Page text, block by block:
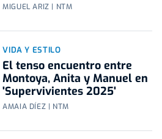
MIGUEL ARIZ | NTM
VIDA Y ESTILO
El tenso encuentro entre
Montoya, Anita y Manuel en
'Supervivientes 2025'
AMAIA DÍEZ | NTM